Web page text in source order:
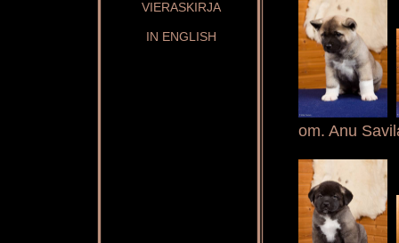
VIERASKIRJA
IN ENGLISH
om. Anu